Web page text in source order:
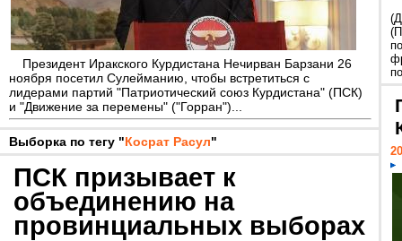
Президент Иракского Курдистана Нечирван Барзани 26
ноября посетил Сулейманию, чтобы встретиться с
лидерами партий "Патриотический союз Курдистана" (ПСК)
и "Движение за перемены" ("Горран")...
Выборка по тегу "Косрат Расул"
ПСК призывает к
объединению на
провинциальных выборах